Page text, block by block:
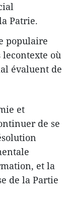
Patrie.
populaire
où
évaluent de
et
de se
et la
de la Partie